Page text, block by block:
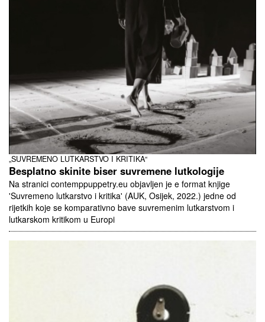
„SUVREMENO LUTKARSTVO I KRITIKA“
Besplatno skinite biser suvremene lutkologije
Na stranici contemppuppetry.eu objavljen je e format knjige
'Suvremeno lutkarstvo i kritika' (AUK, Osijek, 2022.) jedne od
rijetkih koje se komparativno bave suvremenim lutkarstvom i
lutkarskom kritikom u Europi